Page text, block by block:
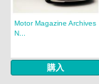
Motor Magazine Archives
N...
購入